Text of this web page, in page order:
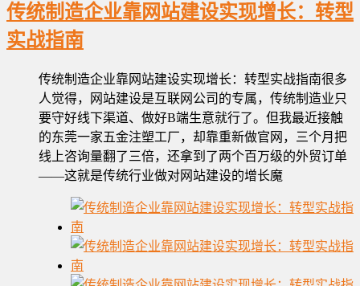
传统制造企业靠网站建设实现增长：转型
实战指南
传统制造企业靠网站建设实现增长：转型实战指南很多
人觉得，网站建设是互联网公司的专属，传统制造业只
要守好线下渠道、做好B端生意就行了。但我最近接触
的东莞一家五金注塑工厂，却靠重新做官网，三个月把
线上咨询量翻了三倍，还拿到了两个百万级的外贸订单
——这就是传统行业做对网站建设的增长魔